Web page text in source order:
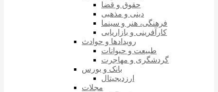
حقوق و قضا
دینی و مذهبی
فرهنگی، هنر و سینما
کارآفرینی و بازاریابی
رویدادها و حوادث
طبیعت و حیوانات
گردشگری و مهاجرت
بانک و بورس
ارزدیجیتال
مجلات